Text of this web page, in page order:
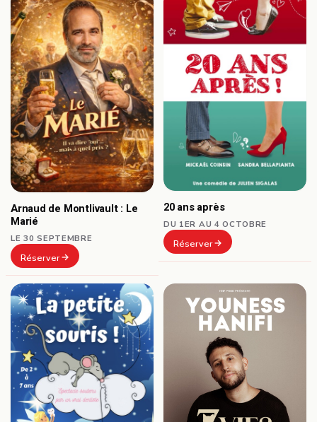
Arnaud de Montlivault : Le
Marié
LE 30 SEPTEMBRE
Réserver
20 ans après
DU 1ER AU 4 OCTOBRE
Réserver